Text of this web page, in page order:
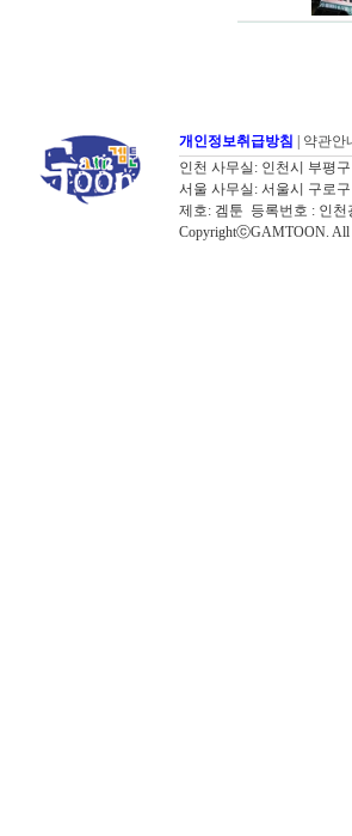
개인정보취급방침 약관안
인천 사무실: 인천시 부평구
서울 사무실: 서울시 구로구
제호: 겜툰 등록번호 : 인천
CopyrightⓒGAMTOON. All